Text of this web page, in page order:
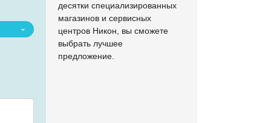
десятки специализированных
магазинов и сервисных
центров Никон, вы сможете
выбрать лучшее
предложение.